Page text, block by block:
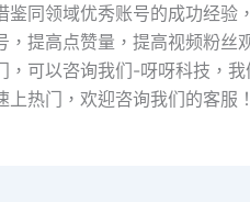
鉴同领域优秀账号的成功经验
，提高点赞量，提高视频粉
，可以咨询我们-呀呀科技，
热门，欢迎咨询我们的客服！